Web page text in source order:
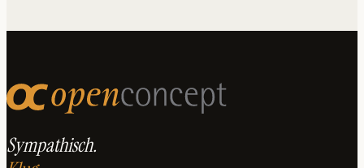
Sympathisch.